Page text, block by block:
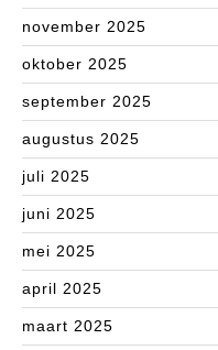
november 2025
oktober 2025
september 2025
augustus 2025
juli 2025
juni 2025
mei 2025
april 2025
maart 2025